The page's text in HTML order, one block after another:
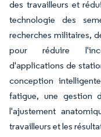
des travailleurs et
technologie des
recherches militaires,
pour réduire
d'applications de
conception
fatigue, une gestion
l'ajustement
travailleurs et les